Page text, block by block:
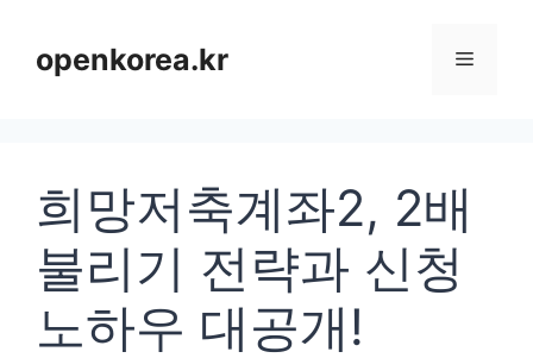
openkorea.kr 메
희망저축계좌2, 2배
불리기 전략과 신청
노하우 대공개!